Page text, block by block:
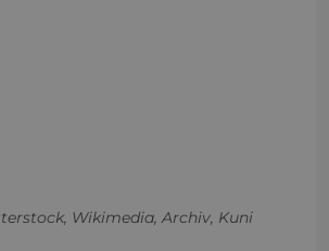
Wikimedia, Archiv, Kuni